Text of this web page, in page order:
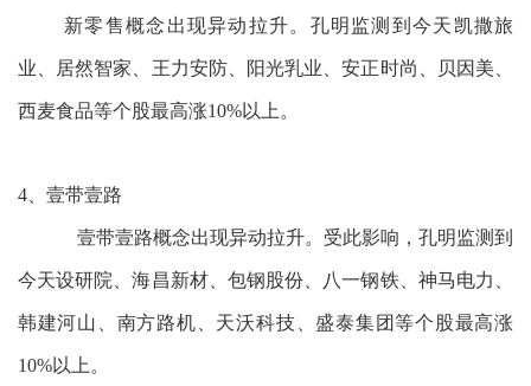
新零售概念出现异动拉升。孔明监测到今天凯撒旅
业、居然智家、王力安防、阳光乳业、安正时尚、贝因美、
西麦食品等个股最高涨10%以上。
4、壹带壹路
壹带壹路概念出现异动拉升。受此影响，孔明监测到
今天设研院、海昌新材、包钢股份、八一钢铁、神马电力、
韩建河山、南方路机、天沃科技、盛泰集团等个股最高涨
10%以上。